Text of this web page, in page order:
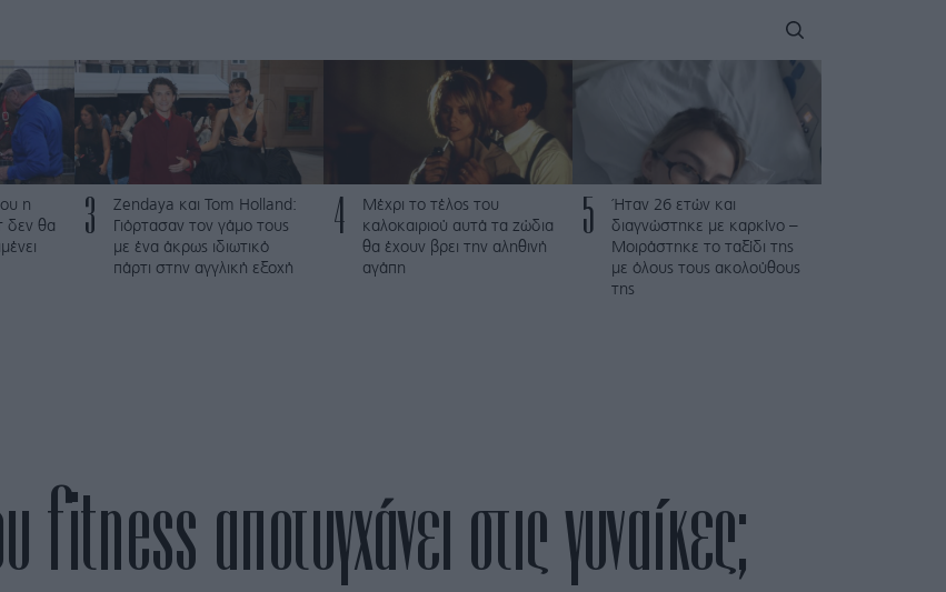
η
δεν θα
3
Zendaya και Tom Holland:
Γιόρτασαν τον γάμο τους
με ένα άκρως ιδιωτικό
πάρτι στην αγγλική εξοχή
4
Μέχρι το τέλος του
καλοκαιριού αυτά τα ζώδια
θα έχουν βρει την αληθινή
αγάπη
5
Ήταν 26 ετών και
διαγνώστηκε με καρκίνο –
Μοιράστηκε το ταξίδι της
με όλους τους ακολούθους
της
fitness αποτυγχάνει στις γυναίκες;